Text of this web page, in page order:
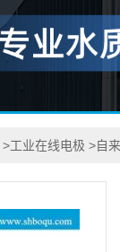
>工业在线电极 >自